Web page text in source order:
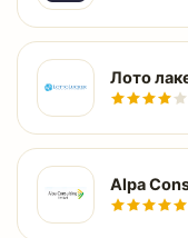
Лото
Alpa